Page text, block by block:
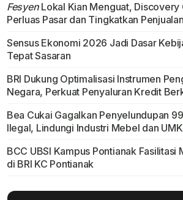
FesyenLokal Kian Menguat, Discovery
Perluas Pasar dan Tingkatkan Penjualan
Sensus Ekonomi 2026 Jadi Dasar
Tepat Sasaran
BRI Dukung Optimalisasi Instrumen
Negara, Perkuat Penyaluran Kredit
Bea Cukai Gagalkan Penyelundupan
Ilegal, Lindungi Industri Mebel dan
BCC UBSI Kampus Pontianak Fasilitasi
di BRI KC Pontianak